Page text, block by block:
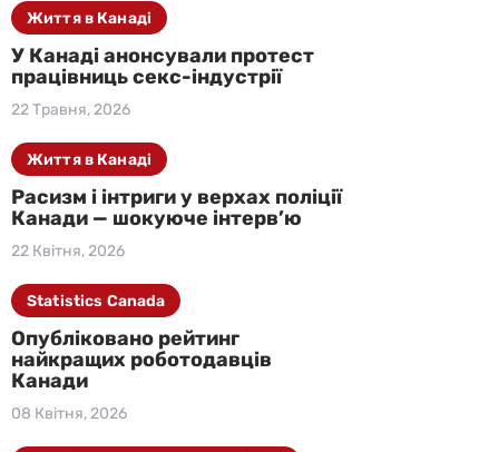
У Канаді анонсували протест
працівниць секс-індустрії
22 Травня, 2026
Життя в Канаді
Расизм і інтриги у верхах поліції
Канади — шокуюче інтерв’ю
22 Квітня, 2026
Життя в Канаді
Опубліковано рейтинг
найкращих роботодавців
Канади
08 Квітня, 2026
Statistics Canada